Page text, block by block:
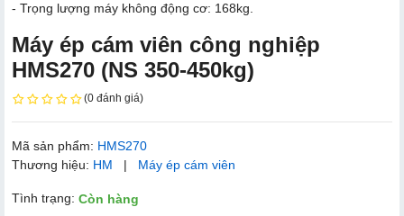
- Trọng lượng máy không động cơ: 168kg.
Máy ép cám viên công nghiệp
HMS270 (NS 350-450kg)
(0 đánh giá)
Mã sản phẩm: HMS270
Thương hiệu: HM | Máy ép cám viên
Tình trạng: Còn hàng